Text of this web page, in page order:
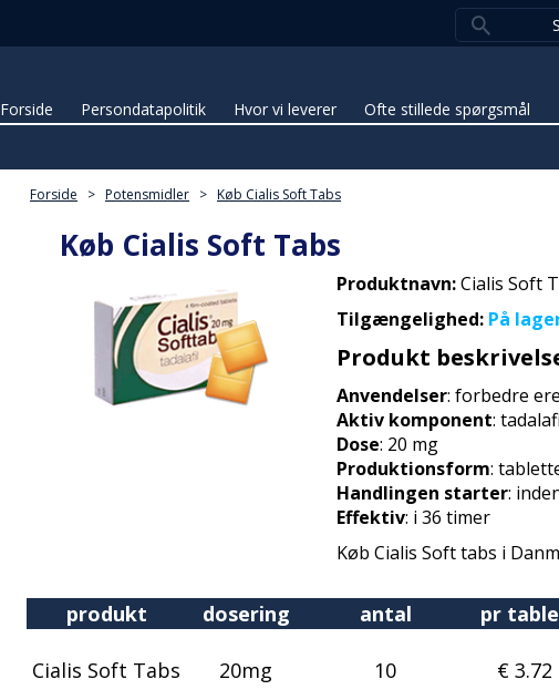
Forside Persondatapolitik Hvor vi leverer Ofte stillede spørgsmål
Forside > Potensmidler > Køb Cialis Soft Tabs
Køb Cialis Soft Tabs
Produktnavn:Cialis Soft
Tilgængelighed: På
Produkt
Anvendelser: forbedre
Aktiv komponent:
Dose: 20 mg
Produktionsform:
Handlingen starter:
Effektiv: i 36 timer
Køb Cialis Soft tabs i
produkt dosering antal pr
Cialis Soft Tabs 20mg 10 € 3.72